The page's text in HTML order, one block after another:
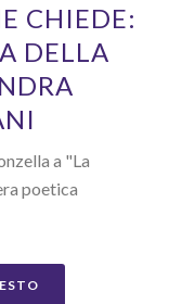
CHIEDE:
DELLA
a "La
poetica